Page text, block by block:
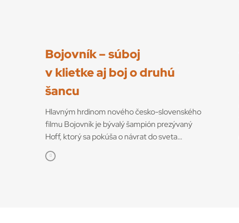
Bojovník – súboj
v klietke aj boj o druhú
šancu
Hlavným hrdinom nového česko-slovenského
filmu Bojovník je bývalý šampión prezývaný
Hoff, ktorý sa pokúša o návrat do sveta
bojových športov. V snímke režisérov Vojtěcha
Friča a Tomáša Dianišku ho stvárňuje Milan